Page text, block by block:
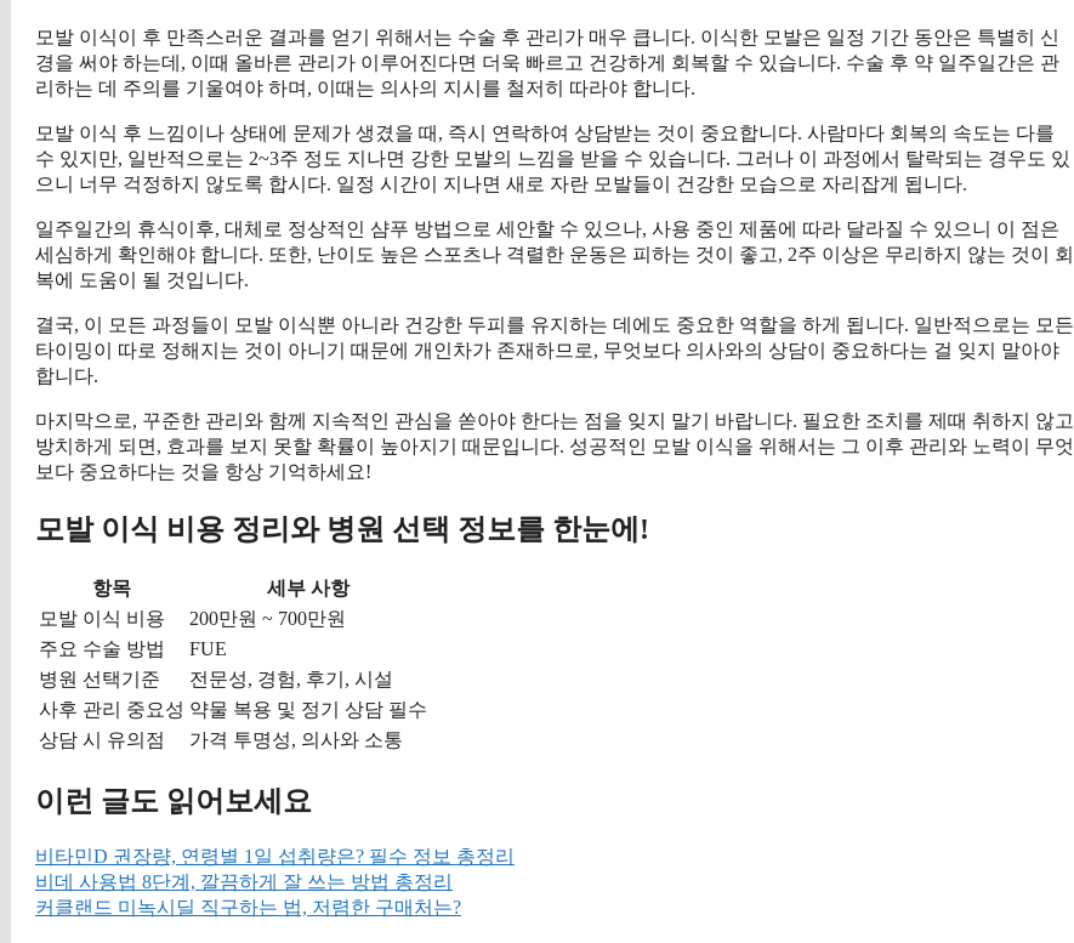
모발 이식이 후 만족스러운 결과를 얻기 위해서는 수술 후 관리가 매우 큽니다. 이식한 모발은 일정 기간 동안은 특별히 신
경을 써야 하는데, 이때 올바른 관리가 이루어진다면 더욱 빠르고 건강하게 회복할 수 있습니다. 수술 후 약 일주일간은 관
리하는 데 주의를 기울여야 하며, 이때는 의사의 지시를 철저히 따라야 합니다.
모발 이식 후 느낌이나 상태에 문제가 생겼을 때, 즉시 연락하여 상담받는 것이 중요합니다. 사람마다 회복의 속도는 다를
수 있지만, 일반적으로는 2~3주 정도 지나면 강한 모발의 느낌을 받을 수 있습니다. 그러나 이 과정에서 탈락되는 경우도 있
으니 너무 걱정하지 않도록 합시다. 일정 시간이 지나면 새로 자란 모발들이 건강한 모습으로 자리잡게 됩니다.
일주일간의 휴식이후, 대체로 정상적인 샴푸 방법으로 세안할 수 있으나, 사용 중인 제품에 따라 달라질 수 있으니 이 점은
세심하게 확인해야 합니다. 또한, 난이도 높은 스포츠나 격렬한 운동은 피하는 것이 좋고, 2주 이상은 무리하지 않는 것이 회
복에 도움이 될 것입니다.
결국, 이 모든 과정들이 모발 이식뿐 아니라 건강한 두피를 유지하는 데에도 중요한 역할을 하게 됩니다. 일반적으로는 모든
타이밍이 따로 정해지는 것이 아니기 때문에 개인차가 존재하므로, 무엇보다 의사와의 상담이 중요하다는 걸 잊지 말아야
합니다.
마지막으로, 꾸준한 관리와 함께 지속적인 관심을 쏟아야 한다는 점을 잊지 말기 바랍니다. 필요한 조치를 제때 취하지 않고
방치하게 되면, 효과를 보지 못할 확률이 높아지기 때문입니다. 성공적인 모발 이식을 위해서는 그 이후 관리와 노력이 무엇
보다 중요하다는 것을 항상 기억하세요!
모발 이식 비용 정리와 병원 선택 정보를 한눈에!
항목
세부 사항
모발 이식 비용
200만원 ~ 700만원
주요 수술 방법
FUE
병원 선택기준
전문성, 경험, 후기, 시설
사후 관리 중요성 약물 복용 및 정기 상담 필수
상담 시 유의점
가격 투명성, 의사와 소통
이런 글도 읽어보세요
비타민D 권장량, 연령별 1일 섭취량은? 필수 정보 총정리
비데 사용법 8단계, 깔끔하게 잘 쓰는 방법 총정리
커클랜드 미녹시딜 직구하는 법, 저렴한 구매처는?